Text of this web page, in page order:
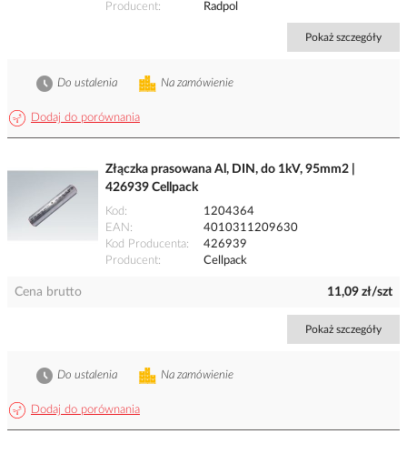
Producent
Radpol
Pokaż szczegóły
Dodaj do porównania
Na zamówienie
Do ustalenia
Złączka prasowana Al, DIN, do 1kV, 95mm2 |
426939 Cellpack
Kod
1204364
EAN
4010311209630
Kod Producenta
426939
Producent
Cellpack
Cena brutto 11,09 zł/szt
Pokaż szczegóły
Dodaj do porównania
Na zamówienie
Do ustalenia